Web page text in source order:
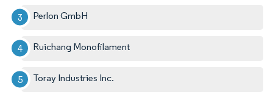
Perlon GmbH
Ruichang Monofilament
Toray Industries Inc.